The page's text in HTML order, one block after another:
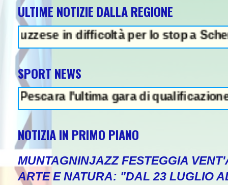
ULTIME NOTIZIE DALLA REGIONE
difficoltà per lo stop a Schengen-
SPORT NEWS
l'ultima gara di qualificazione a Euro
NOTIZIA IN PRIMO PIANO
MUNTAGNINJAZZ FESTEGGIA
ARTE E NATURA: "DAL 23 LUGLIO